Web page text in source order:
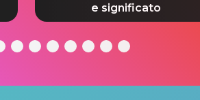
e significato